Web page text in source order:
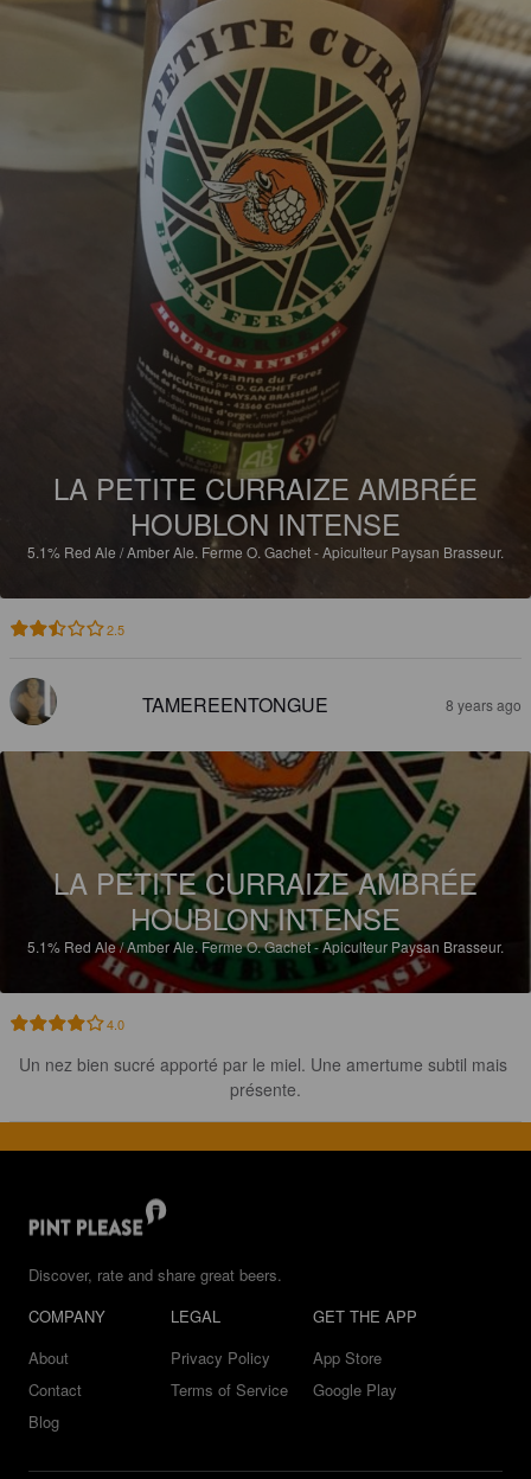
LA PETITE CURRAIZE AMBRÉE
HOUBLON INTENSE
5.1% Red Ale / Amber Ale. Ferme O. Gachet - Apiculteur Paysan Brasseur.
2.5
TAMEREENTONGUE 8 years ago
LA PETITE CURRAIZE AMBRÉE
HOUBLON INTENSE
5.1% Red Ale / Amber Ale.Ferme O. Gachet - Apiculteur Paysan Brasseur.
4.0
Un nez bien sucré apporté par le miel. Une amertume subtil mais
présente.
Discover, rate and share great beers.
COMPANY
About
Contact
Blog
LEGAL
Privacy Policy
Terms of Service
GET THE APP
App Store
Google Play